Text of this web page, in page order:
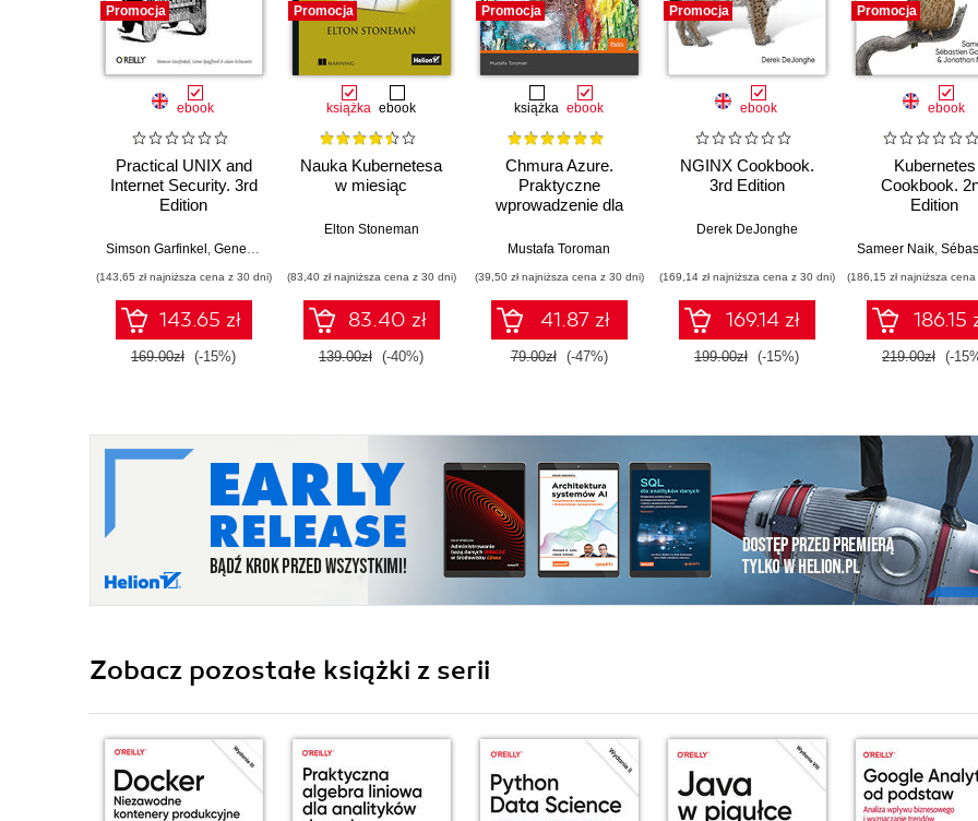
Promocja
ebook
Practical UNIX and
Internet Security. 3rd
Edition
Simson Garfinkel , Gene Spafford
(143,65 zł najniższa cena z 30 dni)
143.65 zł
169.00zł (-15%)
Promocja
książka ebook
Nauka Kubernetesa
w miesiąc
Elton Stoneman
(83,40 zł najniższa cena z 30 dni)
83.40 zł
139.00zł (-40%)
Promocja
książka ebook
Chmura Azure.
Praktyczne
wprowadzenie dla
Implementacja,
zarządzanie
ważnymi usługami i
komponentami
IaaS/PaaS
Mustafa Toroman
(39,50 zł najniższa cena z 30 dni)
41.87 zł
79.00zł (-47%)
Promocja
ebook
NGINX Cookbook.
3rd Edition
Derek DeJonghe
(169,14 zł najniższa cena z 30 dni)
169.14 zł
199.00zł (-15%)
Promocja
ebook
Kubernetes
Cookbook.
Edition
Sameer Naik, Sébastien
(186,15 zł najniższa
186.15
219.00zł (-
Zobacz pozostałe książki z serii